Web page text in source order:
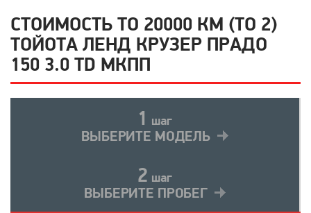
СТОИМОСТЬ ТО 20000 КМ (ТО 2)
ТОЙОТА ЛЕНД КРУЗЕР ПРАДО
150 3.0 TD МКПП
1 шаг
ВЫБЕРИТЕ МОДЕЛЬ
2 шаг
ВЫБЕРИТЕ ПРОБЕГ